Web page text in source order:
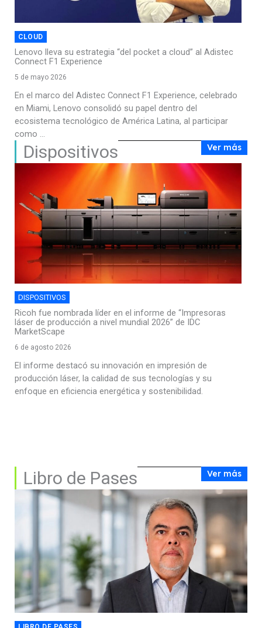
CLOUD
Lenovo lleva su estrategia “del pocket a cloud” al Adistec
Connect F1 Experience
5 de mayo 2026
En el marco del Adistec Connect F1 Experience, celebrado
en Miami, Lenovo consolidó su papel dentro del
ecosistema tecnológico de América Latina, al participar
como ...
Dispositivos Ver más
DISPOSITIVOS
Ricoh fue nombrada líder en el informe de “Impresoras
láser de producción a nivel mundial 2026” de IDC
MarketScape
6 de agosto 2026
El informe destacó su innovación en impresión de
producción láser, la calidad de sus tecnologías y su
enfoque en eficiencia energética y sostenibilidad.
Libro de Pases Ver más